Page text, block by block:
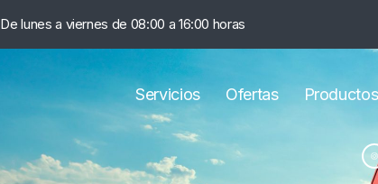
De lunes a viernes de 08:00 a 16:00 horas
Servicios Ofertas Productos